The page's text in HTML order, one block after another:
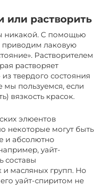
или растворить
никакой. С помощью
приводим лаковую
Растворителем
растворяет
твердого состояния
мы пользуемся, если
вязкость красок.
элюентов
некоторые могут быть
и абсолютно
уайт-
составы
и масляных групп. Но
уайт-спиритом не